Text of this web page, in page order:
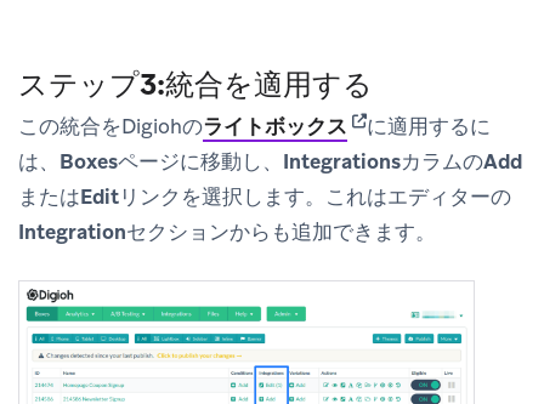
ステップ3:統合を適用する
この統合をDigiohのライトボックス (opens in new tab)
に適用するに
は、 Boxesページに移動し、 IntegrationsカラムのAdd
またはEditリンクを選択します。これはエディターの
Integrationセクションからも追加できます。